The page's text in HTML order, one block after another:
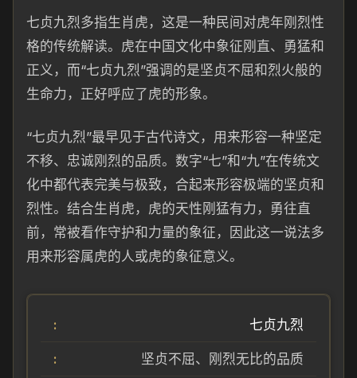
七贞九烈多指生肖虎，这是一种民间对虎年刚烈性
格的传统解读。虎在中国文化中象征刚直、勇猛和
正义，而“七贞九烈”强调的是坚贞不屈和烈火般的
生命力，正好呼应了虎的形象。
“七贞九烈”最早见于古代诗文，用来形容一种坚定
不移、忠诚刚烈的品质。数字“七”和“九”在传统文
化中都代表完美与极致，合起来形容极端的坚贞和
烈性。结合生肖虎，虎的天性刚猛有力，勇往直
前，常被看作守护和力量的象征，因此这一说法多
用来形容属虎的人或虎的象征意义。
七贞九烈
坚贞不屈、刚烈无比的品质